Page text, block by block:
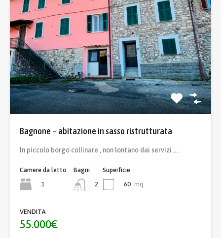
Bagnone – abitazione in sasso ristrutturata
In piccolo borgo collinare , non lontano dai servizi ,…
Camere da letto
1
Bagni
2
Superficie
60 mq
VENDITA
55.000€